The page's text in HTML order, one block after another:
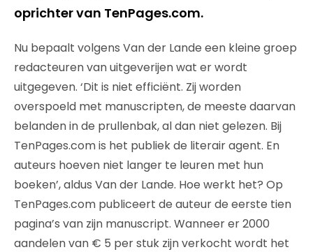
oprichter van TenPages.com.
Nu bepaalt volgens Van der Lande een kleine groep
redacteuren van uitgeverijen wat er wordt
uitgegeven. ‘Dit is niet efficiënt. Zij worden
overspoeld met manuscripten, de meeste daarvan
belanden in de prullenbak, al dan niet gelezen. Bij
TenPages.com is het publiek de literair agent. En
auteurs hoeven niet langer te leuren met hun
boeken’, aldus Van der Lande. Hoe werkt het? Op
TenPages.com publiceert de auteur de eerste tien
pagina’s van zijn manuscript. Wanneer er 2000
aandelen van € 5 per stuk zijn verkocht wordt het